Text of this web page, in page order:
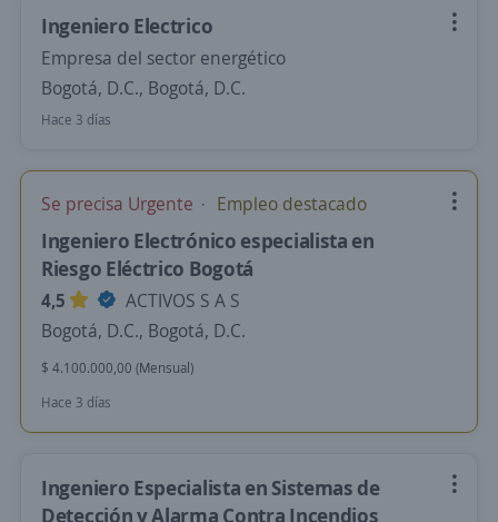
Ingeniero Electrico
Empresa del sector energético
Bogotá, D.C., Bogotá, D.C.
Hace 3 días
Se precisa Urgente Empleo destacado
Ingeniero Electrónico especialista en
Riesgo Eléctrico Bogotá
4,5
ACTIVOS S A S
Bogotá, D.C., Bogotá, D.C.
$ 4.100.000,00 (Mensual)
Hace 3 días
Ingeniero Especialista en Sistemas de
Detección y Alarma Contra Incendios